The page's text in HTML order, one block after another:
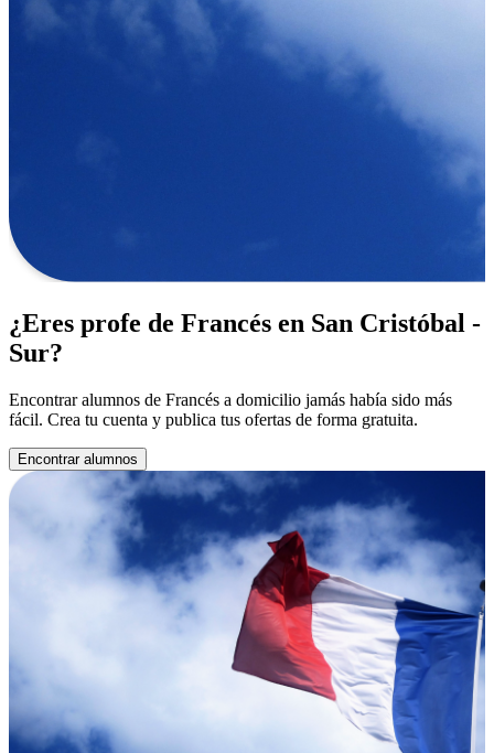
¿Eres profe de Francés en San Cristóbal -
Sur?
Encontrar alumnos de Francés a domicilio jamás había sido más
fácil. Crea tu cuenta y publica tus ofertas de forma gratuita.
Encontrar alumnos